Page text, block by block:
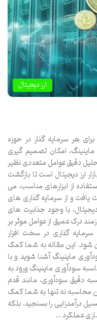
ارز دیجیتال
هر سرمایه گذار در حوزه
امکان تصمیم گیری
دقیق عوامل متعددی نظیر
ارز دیجیتال است تا بازگشت
از ابزارهای مناسب، می
یافت و از سرمایه گذاری های
با وجود جذابیت های
درک عمیق از عوامل موثر بر
گذاری در سخت افزار
شود. این مقاله به شما کمک
ماینینگ آشنا شوید و با
سودآوری ماینینگ ورود به
دقیق سودآوری، مانند قدم
محاسبه نه تنها به شما کمک
درآمدزایی را بسنجید، بلکه
عملکرد …